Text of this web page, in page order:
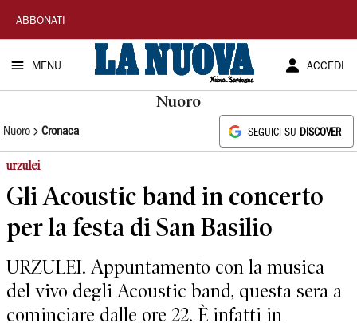
La
Nuova
Sardegna
ABBONATI
MENU ACCEDI
Nuoro
Nuoro Cronaca SEGUICI SU DISCOVER
urzulei
Gli Acoustic band in concerto
per la festa di San Basilio
URZULEI. Appuntamento con la musica
del vivo degli Acoustic band, questa sera a
cominciare dalle ore 22. È infatti in